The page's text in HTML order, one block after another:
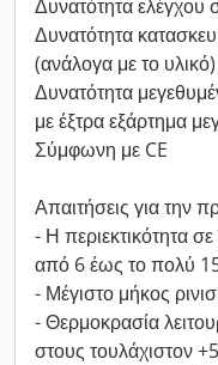
Δυνατότητα ελέγχου
Δυνατότητα
(ανάλογα με το υλικό)
Δυνατότητα
με έξτρα εξάρτημα
Σύμφωνη με CE
Απαιτήσεις για την
- Η περιεκτικότητα
από 6 έως το πολύ
- Μέγιστο μήκος
- Θερμοκρασία
στους τουλάχιστον